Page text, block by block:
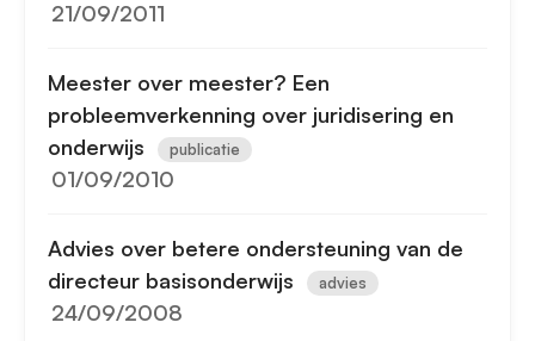
21/09/2011
Meester over meester? Een
probleemverkenning over juridisering en
onderwijs
publicatie
01/09/2010
Advies over betere ondersteuning van de
directeur basisonderwijs
advies
24/09/2008